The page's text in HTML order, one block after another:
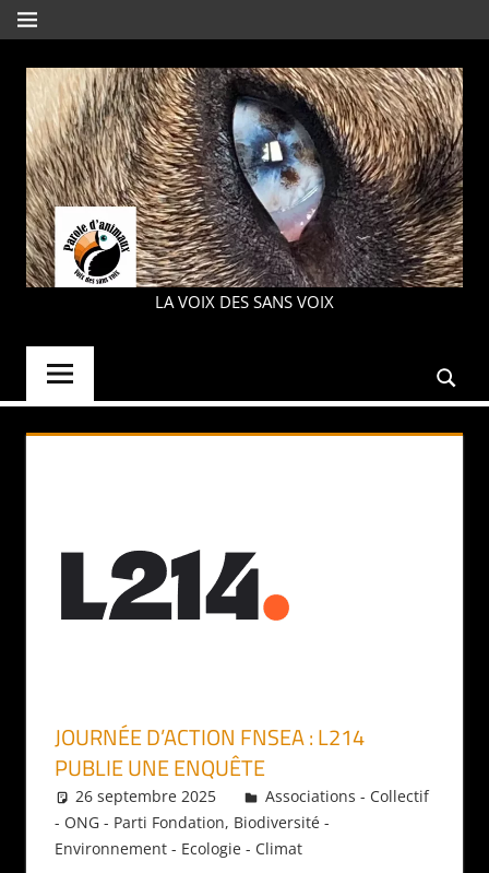
Aller
au
contenu
MENU
PAROLE
LA VOIX DES SANS VOIX
JOURNÉE D’ACTION FNSEA : L214
PUBLIE UNE ENQUÊTE
26 septembre 2025 Daniel
Associations - Collectif
- ONG - Parti Fondation, Biodiversité -
Environnement - Ecologie - Climat